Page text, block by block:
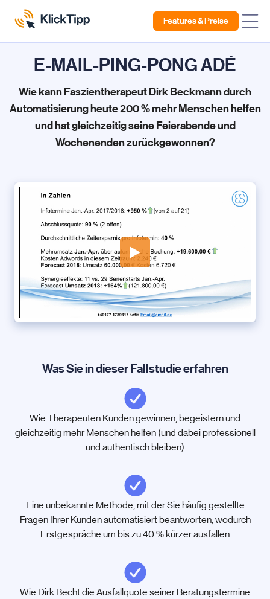
Features & Preise
E-MAIL-PING-PONG ADÉ
Wie kann Faszientherapeut Dirk Beckmann durch
Automatisierung heute 200 % mehr Menschen helfen
und hat gleichzeitig seine Feierabende und
Wochenenden zurückgewonnen?
Was Sie in dieser Fallstudie erfahren
Wie Therapeuten Kunden gewinnen, begeistern und
gleichzeitig mehr Menschen helfen (und dabei professionell
und authentisch bleiben)
Eine unbekannte Methode, mit der Sie häufig gestellte
Fragen Ihrer Kunden automatisiert beantworten, wodurch
Erstgespräche um bis zu 40 % kürzer ausfallen
Wie Dirk Becht die Ausfallquote seiner Beratungstermine